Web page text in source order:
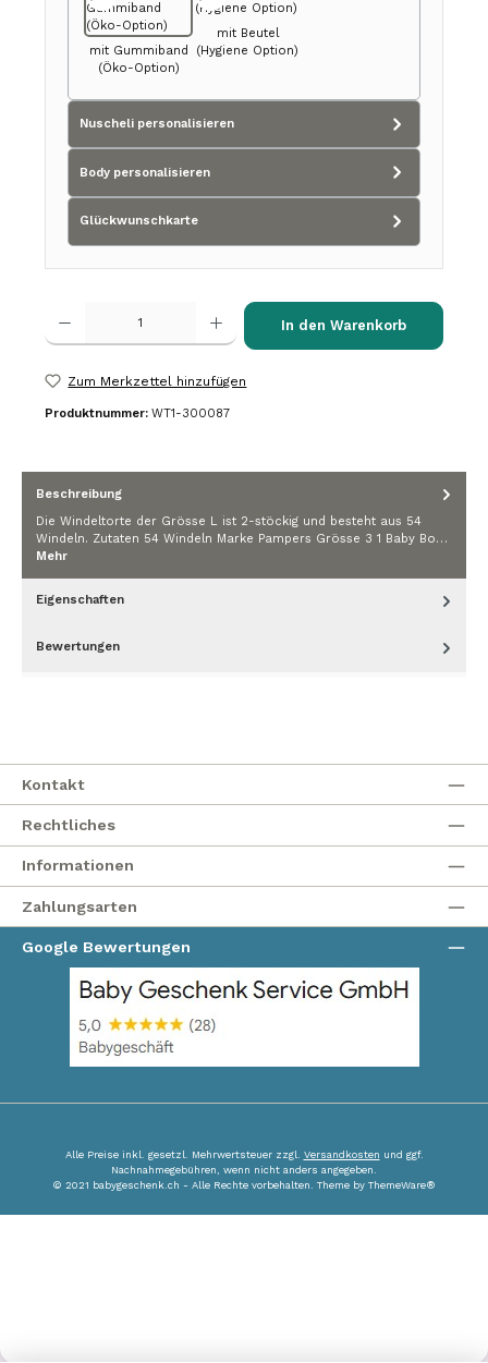
mit Gummiband
(Öko-Option)
mit Beutel
(Hygiene Option)
Nuscheli personalisieren
Body personalisieren
Glückwunschkarte
Produkt Anzahl: Gib den gewünschten Wert ein oder benutze die
In den Warenkorb
Zum Merkzettel hinzufügen
Produktnummer: WT1-300087
Beschreibung
Die Windeltorte der Grösse L ist 2-stöckig und besteht aus 54
Windeln. Zutaten 54 Windeln Marke Pampers Grösse 3 1 Baby Bo…
Mehr
Eigenschaften
Bewertungen
Kontakt
Rechtliches
Informationen
Zahlungsarten
Google Bewertungen
Alle Preise inkl. gesetzl. Mehrwertsteuer zzgl. Versandkosten und ggf.
Nachnahmegebühren, wenn nicht anders angegeben.
© 2021 babygeschenk.ch - Alle Rechte vorbehalten. Theme by ThemeWare®